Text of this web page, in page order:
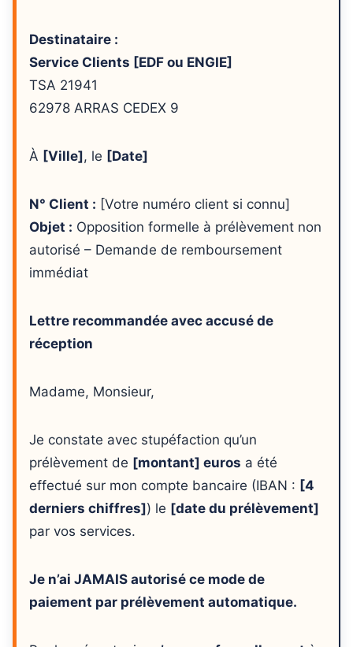
Destinataire :
Service Clients [EDF ou ENGIE]
TSA 21941
62978 ARRAS CEDEX 9
À [Ville], le [Date]
N° Client : [Votre numéro client si connu]
Objet : Opposition formelle à prélèvement non
autorisé – Demande de remboursement
immédiat
Lettre recommandée avec accusé de
réception
Madame, Monsieur,
Je constate avec stupéfaction qu’un
prélèvement de [montant] euros a été
effectué sur mon compte bancaire (IBAN : [4
derniers chiffres]) le [date du prélèvement]
par vos services.
Je n’ai JAMAIS autorisé ce mode de
paiement par prélèvement automatique.